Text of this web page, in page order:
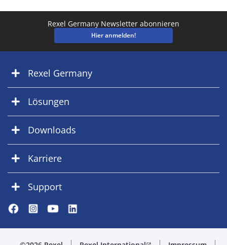
Rexel Germany Newsletter abonnieren
Hier anmelden!
Rexel Germany
Lösungen
Downloads
Karriere
Support